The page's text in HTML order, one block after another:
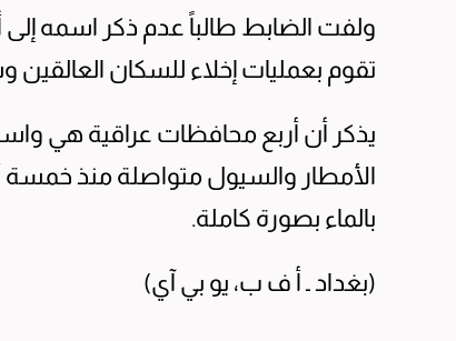
ولفت الضابط طالباً عدم ذكر اسمه
تقوم بعمليات إخلاء للسكان العالقين
يذكر أن أربع محافظات عراقية هي
الأمطار والسيول متواصلة منذ
بالماء بصورة كاملة.
(بغداد ـ أ ف ب، يو بي آي)